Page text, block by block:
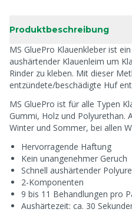
Produktbeschreibung
MS GluePro Klauenkleber ist
aushärtender Klauenleim um
Rinder zu kleben. Mit dieser
entzündete/beschädigte Huf
MS GluePro ist für alle Typen
Gummi, Holz und Polyurethan.
Winter und Sommer, bei allen
Hervorragende Haftung
Kein unangenehmer Geruch
Schnell aushärtender
2-Komponenten
9 bis 11 Behandlungen pro
Aushärtezeit: ca. 30